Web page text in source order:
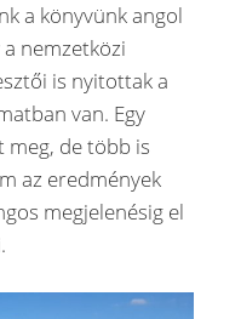
a könyvünk angol
nemzetközi
is nyitottak a
van. Egy
meg, de több is
az eredmények
megjelenésig el